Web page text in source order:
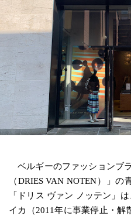
ベルギーのファッションブ
（DRIES VAN NOTEN）」
「ドリス ヴァン ノッテン」
イカ（2011年に事業停止・解